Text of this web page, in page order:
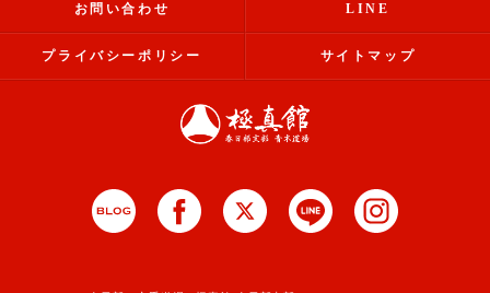
お問い合わせ LINE
プライバシーポリシー サイトマップ